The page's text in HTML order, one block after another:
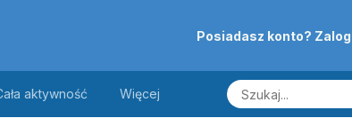
Posiadasz konto?
aktywność Więcej